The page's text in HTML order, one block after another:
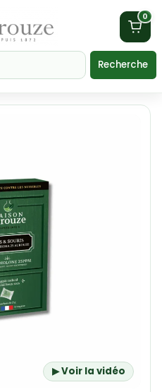
0
Recherche
▶ Voir la vidéo